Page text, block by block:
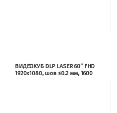
ВИДЕОКУБ DLP LASER 60” FHD
1920х1080, шов ≤0.2 мм, 1600